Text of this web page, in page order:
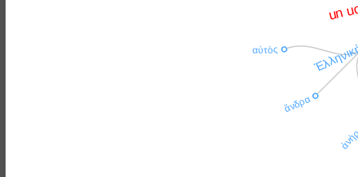
ἄνδρα
αὐτὸς